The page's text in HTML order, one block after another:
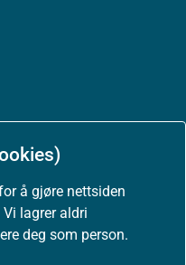
å gjøre nettsiden
lagrer aldri
deg som person.